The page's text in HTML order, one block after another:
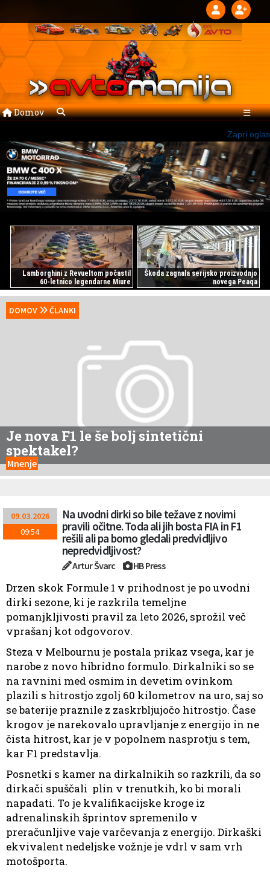
Domov ☰
Zapri oglas
Lamborghini z Revueltom počastil
60-letnico legendarne Miure
Škoda zagnala serijsko proizvodnjo
novega Peaqa
DOMOV ČLANKI
Je nova F1 le še bolj sintetični
spektakel?
Mnenje
09.03.2026
09:54
Na uvodni dirki so bile težave z novimi
pravili očitne. Toda ali jih bosta FIA in F1
rešili ali pa bomo gledali predvidljivo
nepredvidljivost?
Artur Švarc HB Press
Drzen skok Formule 1 v prihodnost je po uvodni
dirki sezone, ki je razkrila temeljne
pomanjkljivosti pravil za leto 2026, sprožil več
vprašanj kot odgovorov.
Steza v Melbournu je postala prikaz vsega, kar je
narobe z novo hibridno formulo. Dirkalniki so se
na ravnini med osmim in devetim ovinkom
plazili s hitrostjo zgolj 60 kilometrov na uro, saj so
se baterije praznile z zaskrbljujočo hitrostjo. Čase
krogov je narekovalo upravljanje z energijo in ne
čista hitrost, kar je v popolnem nasprotju s tem,
kar F1 predstavlja.
Posnetki s kamer na dirkalnikih so razkrili, da so
dirkači spuščali plin v trenutkih, ko bi morali
napadati. To je kvalifikacijske kroge iz
adrenalinskih šprintov spremenilo v
preračunljive vaje varčevanja z energijo. Dirkaški
ekvivalent nedeljske vožnje je vdrl v sam vrh
motošporta.